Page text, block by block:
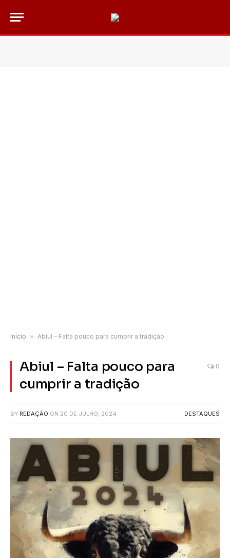
Início » Abiul – Falta pouco para cumprir a tradição
Abiul – Falta pouco para
cumprir a tradição
0
BY REDAÇÃO ON 20 DE JULHO, 2024 DESTAQUES